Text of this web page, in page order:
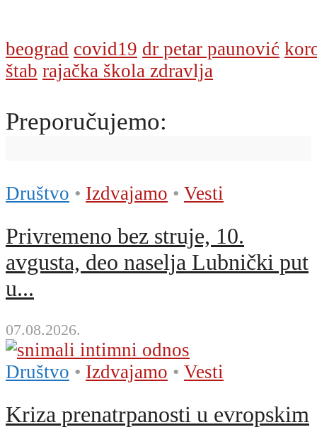
beograd covid19 dr petar paunović
štab rajačka škola zdravlja
Preporučujemo:
Društvo • Izdvajamo • Vesti
Privremeno bez struje, 10.
avgusta, deo naselja Lubnički put
u...
07.08.2026.
Društvo • Izdvajamo • Vesti
Kriza prenatrpanosti u evropskim